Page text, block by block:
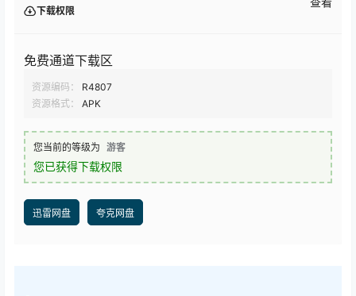
下载权限
免费通道下载区
资源编码：
R4807
资源格式：
APK
您当前的等级为 游客
您已获得下载权限
迅雷网盘 夸克网盘